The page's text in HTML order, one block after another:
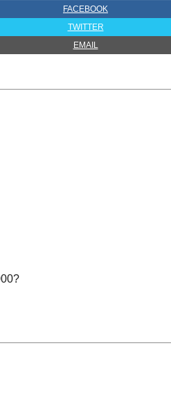
FACEBOOK
TWITTER
EMAIL